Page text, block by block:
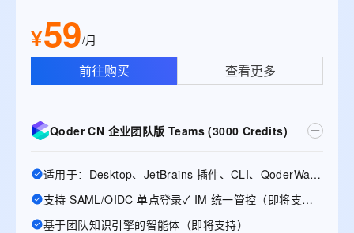
¥59/月
前往购买 查看更多
Qoder CN 企业团队版 Teams (3000 Credits)
适用于：Desktop、JetBrains 插件、CLI、QoderWake、Mobile
支持 SAML/OIDC 单点登录✓ IM 统一管控（即将支持）
基于团队知识引擎的智能体（即将支持）